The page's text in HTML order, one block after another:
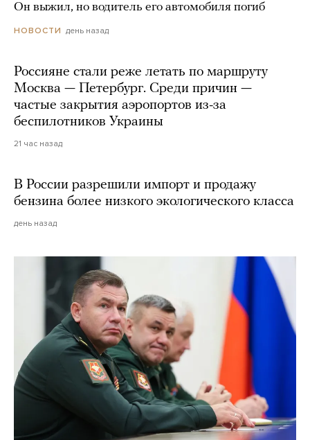
Он выжил, но водитель его автомобиля погиб
НОВОСТИ день назад
Россияне стали реже летать по маршруту
Москва — Петербург. Среди причин —
частые закрытия аэропортов из-за
беспилотников Украины
21 час назад
В России разрешили импорт и продажу
бензина более низкого экологического класса
день назад